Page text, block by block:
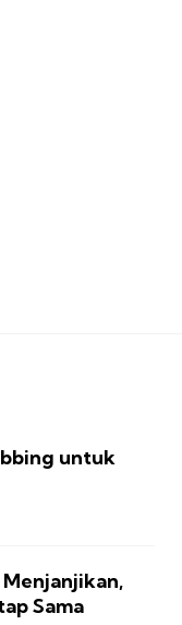
untuk
Sama